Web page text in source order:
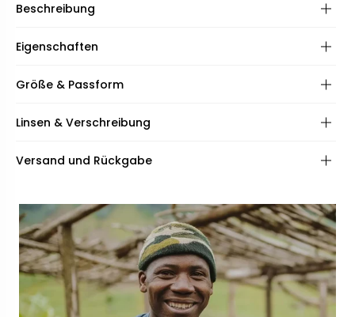
Beschreibung
Eigenschaften
Rahmen:
Spezifikationen:
Größe & Passform
Frame shape:
Rahmenbreite: 132mm Breite der Brücke: 23mm
Linsen & Verschreibung
Linsen:
Beschichtungen:
Qualität:
Versand und Rückgabe